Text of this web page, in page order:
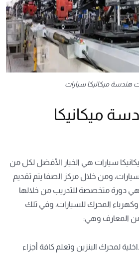
هندسة ميكانيكا سيارات
ميكانيكا
سيارات هي الخيار الأفضل لكل من
ومن خلال مركز الصفا يتم تقديم
وهي دورة متخصصة للتدريب من خلالها
وكهرباء المحرك للسيارات، وفي تلك
المعارف وهي:
لمحرك البنزين وتعلم كافة أجزاء